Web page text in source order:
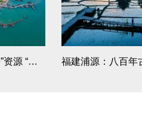
福清古老渔村唤醒“沉睡”资源 “美丽吉岛”乘风破浪